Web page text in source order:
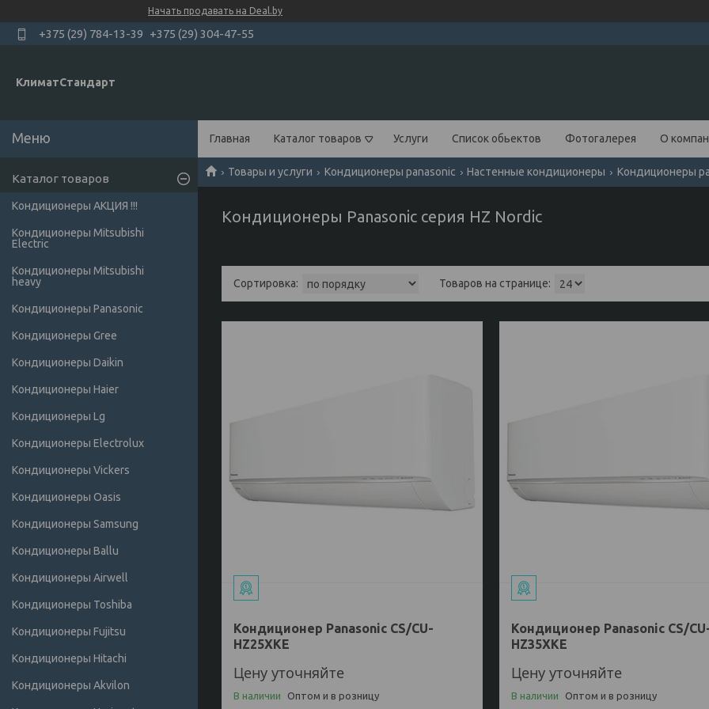
Начать продавать на Deal.by
+375 (29) 784-13-39 +375 (29) 304-47-55
КлиматСтандарт
Главная Каталог товаров Услуги Список обьектов Фотогалерея О
Товары и услуги Кондиционеры panasonic Настенные кондиционеры Кондиционеры
Кондиционеры Panasonic серия НZ Nordic
Кондиционер Panasonic CS/CU-
HZ25XKE
Цену уточняйте
В наличии Оптом и в розницу
Кондиционер Panasonic CS/
HZ35XKE
Цену уточняйте
В наличии Оптом и в розницу
Каталог товаров
Кондиционеры АКЦИЯ !!!
Кондиционеры Mitsubishi
Electric
Кондиционеры Мitsubishi
heavy
Кондиционеры Panasonic
Кондиционеры Gree
Кондиционеры Daikin
Кондиционеры Haier
Кондиционеры Lg
Кондиционеры Electrolux
Кондиционеры Vickers
Кондиционеры Oasis
Кондиционеры Samsung
Кондиционеры Ballu
Кондиционеры Airwell
Кондиционеры Toshiba
Кондиционеры Fujitsu
Кондиционеры Hitachi
Кондиционеры Akvilon